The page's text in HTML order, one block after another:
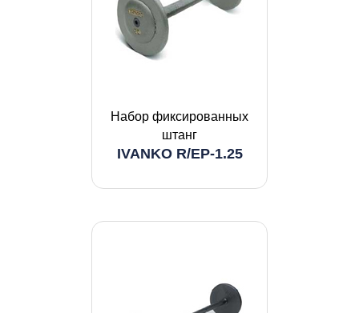
Набор фиксированных
штанг
IVANKO R/EP-1.25